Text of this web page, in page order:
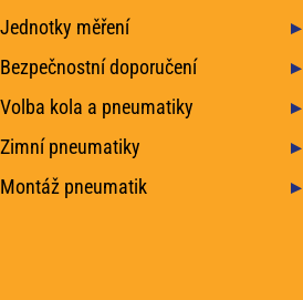
Jednotky měření
Bezpečnostní doporučení
Volba kola a pneumatiky
Zimní pneumatiky
Montáž pneumatik